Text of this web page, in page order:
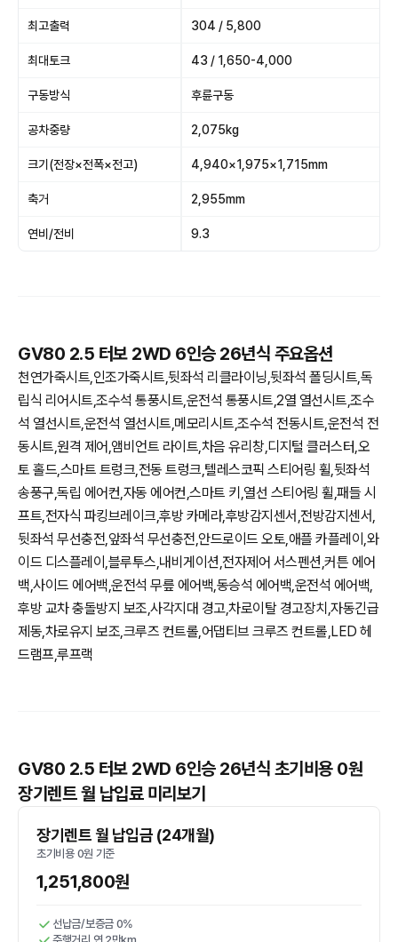
최고출력 304 / 5,800
최대토크 43 / 1,650-4,000
구동방식 후륜구동
공차중량 2,075kg
크기(전장×전폭×전고) 4,940×1,975×1,715mm
축거 2,955mm
연비/전비 9.3
GV80 2.5 터보 2WD 6인승 26년식 주요옵션
천연가죽시트,인조가죽시트,뒷좌석 리클라이닝,뒷좌석 폴딩시트,독
립식 리어시트,조수석 통풍시트,운전석 통풍시트,2열 열선시트,조수
석 열선시트,운전석 열선시트,메모리시트,조수석 전동시트,운전석 전
동시트,원격 제어,앰비언트 라이트,차음 유리창,디지털 클러스터,오
토 홀드,스마트 트렁크,전동 트렁크,텔레스코픽 스티어링 휠,뒷좌석
송풍구,독립 에어컨,자동 에어컨,스마트 키,열선 스티어링 휠,패들 시
프트,전자식 파킹브레이크,후방 카메라,후방감지센서,전방감지센서,
뒷좌석 무선충전,앞좌석 무선충전,안드로이드 오토,애플 카플레이,와
이드 디스플레이,블루투스,내비게이션,전자제어 서스펜션,커튼 에어
백,사이드 에어백,운전석 무릎 에어백,동승석 에어백,운전석 에어백,
후방 교차 충돌방지 보조,사각지대 경고,차로이탈 경고장치,자동긴급
제동,차로유지 보조,크루즈 컨트롤,어댑티브 크루즈 컨트롤,LED 헤
드램프,루프랙
GV80 2.5 터보 2WD 6인승 26년식 초기비용 0원
장기렌트 월 납입료 미리보기
장기렌트 월 납입금 (24개월)
초기비용 0원 기준
1,251,800원
선납금/보증금 0%